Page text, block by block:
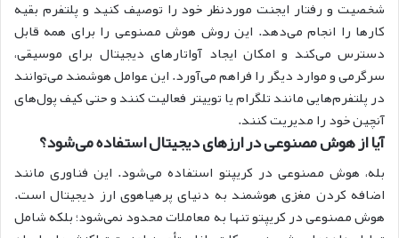
شخصیت و رفتار ایجنت موردنظر خود را توصیف کنید و پلتفرم بقیه
کارها را انجام می‌دهد. این روش هوش مصنوعی را برای همه قابل
دسترس می‌کند و امکان ایجاد آواتارهای دیجیتال برای موسیقی،
سرگرمی و موارد دیگر را فراهم می‌آورد. این عوامل هوشمند می‌توانند
در پلتفرم‌هایی مانند تلگرام یا توییتر فعالیت کنند و حتی کیف پول‌های
آنچین خود را مدیریت کنند. ‌
آیا از هوش مصنوعی در ارزهای دیجیتال استفاده می‌شود؟
بله، هوش مصنوعی در کریپتو استفاده می‌شود. این فناوری مانند
اضافه کردن مغزی هوشمند به دنیای پرهیاهوی ارز دیجیتال است.
هوش مصنوعی در کریپتو تنها به معاملات محدود نمی‌شود؛ بلکه شامل